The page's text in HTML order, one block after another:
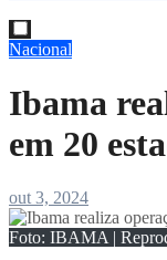
Nacional
Ibama
em 20
out 3, 2024
Foto: IBAMA |